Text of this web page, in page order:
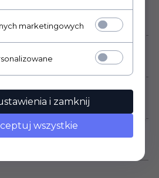
marketingowych
i zamknij
wszystkie
od 7 sierpnia 2026